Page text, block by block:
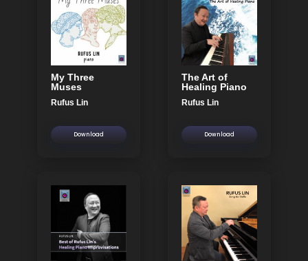
My Three
Muses
Rufus Lin
Download
The Art of
Healing Piano
Rufus Lin
Download